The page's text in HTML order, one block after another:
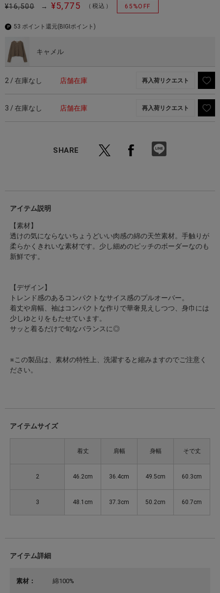
¥16,500 → ¥5,775 （税込） 65%OFF
53 ポイント還元(BIGIポイント)
キャメル
2 / 在庫なし 店舗在庫 再入荷リクエスト
3 / 在庫なし 店舗在庫 再入荷リクエスト
SHARE
アイテム説明
【素材】
透けの気にならないちょうどいい肉感の綿の天竺素材。手触りが
柔らかくきれいな素材です。少し細めのピッチのボーダーなのも
新鮮です。
【デザイン】
トレンド感のあるコンパクトなサイス感のプルオーバー。
着丈や肩幅、袖はコンパクトな作りで華奢見えしつつ、身巾には
少しゆとりをもたせています。
サッと着るだけで旬なバランスに◎
※この製品は、素材の特性上、洗濯すると縮みますのでご注意く
ださい。
アイテムサイズ
着丈 肩幅 身幅 そで丈
2 46.2cm 36.4cm 49.5cm 60.3cm
3 48.1cm 37.3cm 50.2cm 60.7cm
アイテム詳細
素材： 綿100%